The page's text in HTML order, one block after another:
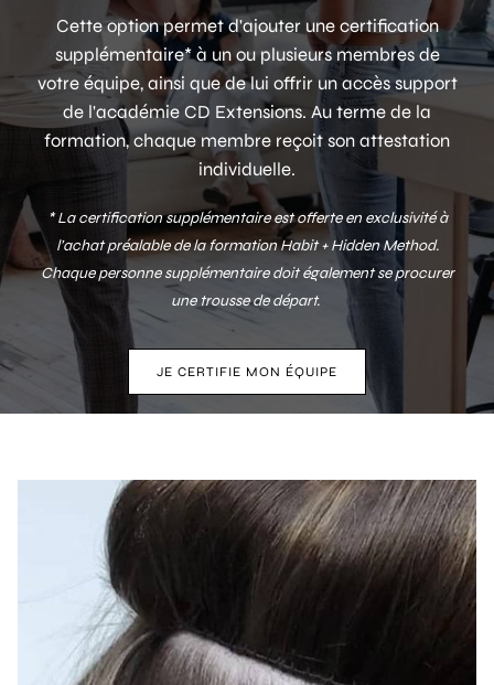
Cette option permet d'ajouter une certification
supplémentaire* à un ou plusieurs membres de
votre équipe, ainsi que de lui offrir un accès support
de l'académie CD Extensions. Au terme de la
formation, chaque membre reçoit son attestation
individuelle.
* La certification supplémentaire est offerte en exclusivité à
l’achat préalable de la formation Habit + Hidden Method.
Chaque personne supplémentaire doit également se procurer
une trousse de départ.
JE CERTIFIE MON ÉQUIPE